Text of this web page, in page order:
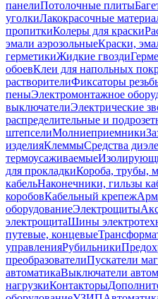
панелиПотолочные плиты
уголкиЛакокрасочные
пропиткиКолеры для краски
эмали аэрозольныеКраски,
герметикиЖидкие гвозди
обоевКлеи для напольных
растворителиФиксаторы
пеныЭлектромонтажное
выключателиЭлектрические
распределительные и
штепселиМолниеприемники
изделияКлеммыСредства
термоусаживаемые
для прокладкиКороба, трубы,
кабельНаконечники, гильзы
коробовКабельный крепеж
оборудованиеЭлектрощиты
электрощитаШины
путевые, концевые
управленияРубильники
преобразователиПускатели
автоматикаВыключатели
нагрузкиКонтакторы